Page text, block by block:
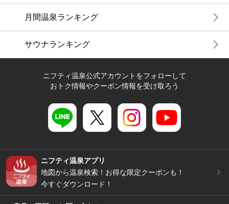
月間温泉ランキング
サウナランキング
ニフティ温泉公式アカウントをフォローして
おトク情報やクーポン情報を受け取ろう
ニフティ温泉アプリ
地図から温泉検索！お得な限定クーポンも！
今すぐダウンロード！